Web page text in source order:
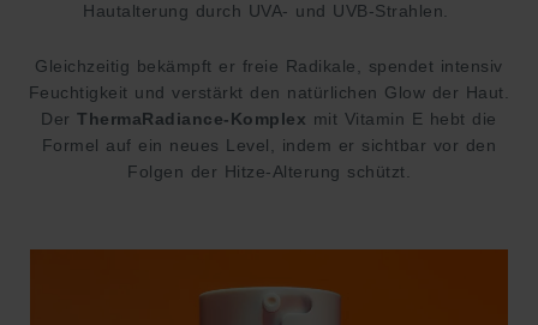
Hautalterung durch UVA- und UVB-Strahlen.
Gleichzeitig bekämpft er freie Radikale, spendet intensiv
Feuchtigkeit und verstärkt den natürlichen Glow der Haut.
DerThermaRadiance-Komplex mit Vitamin E hebt die
Formel auf ein neues Level, indem er sichtbar vor den
Folgen der Hitze-Alterung schützt.